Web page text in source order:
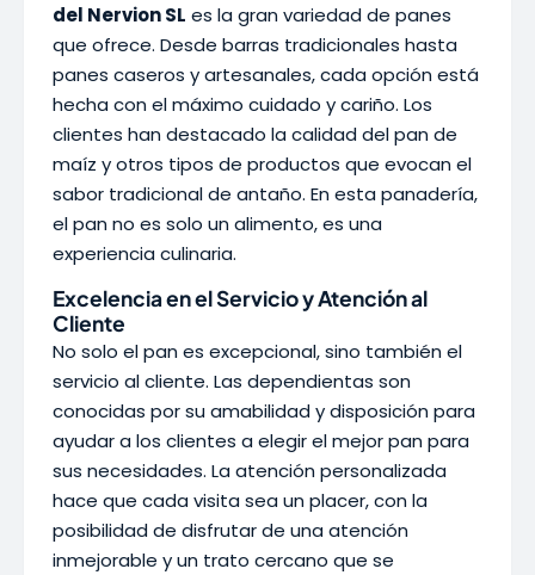
del Nervion SL es la gran variedad de panes
que ofrece. Desde barras tradicionales hasta
panes caseros y artesanales, cada opción está
hecha con el máximo cuidado y cariño. Los
clientes han destacado la calidad del pan de
maíz y otros tipos de productos que evocan el
sabor tradicional de antaño. En esta panadería,
el pan no es solo un alimento, es una
experiencia culinaria.
Excelencia en el Servicio y Atención al
Cliente
No solo el pan es excepcional, sino también el
servicio al cliente. Las dependientas son
conocidas por su amabilidad y disposición para
ayudar a los clientes a elegir el mejor pan para
sus necesidades. La atención personalizada
hace que cada visita sea un placer, con la
posibilidad de disfrutar de una atención
inmejorable y un trato cercano que se